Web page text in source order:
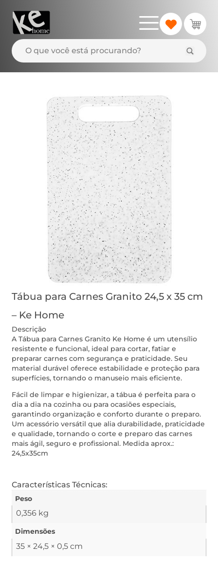
Tábua para Carnes Granito 24,5 x 35 cm
– Ke Home
Descrição
A Tábua para Carnes Granito Ke Home é um utensílio
resistente e funcional, ideal para cortar, fatiar e
preparar carnes com segurança e praticidade. Seu
material durável oferece estabilidade e proteção para
superfícies, tornando o manuseio mais eficiente.
Fácil de limpar e higienizar, a tábua é perfeita para o
dia a dia na cozinha ou para ocasiões especiais,
garantindo organização e conforto durante o preparo.
Um acessório versátil que alia durabilidade, praticidade
e qualidade, tornando o corte e preparo das carnes
mais ágil, seguro e profissional. Medida aprox.:
24,5x35cm
Características Técnicas:
Peso
0,356 kg
Dimensões
35 × 24,5 × 0,5 cm